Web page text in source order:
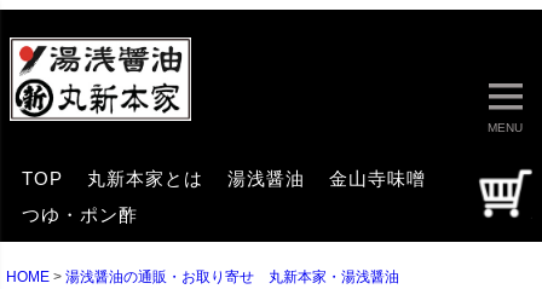
MENU
TOP 丸新本家とは 湯浅醤油
金山寺味噌
つゆ・ポン酢
HOME 湯浅醤油の通販・お取り寄せ 丸新本家・湯浅醤油